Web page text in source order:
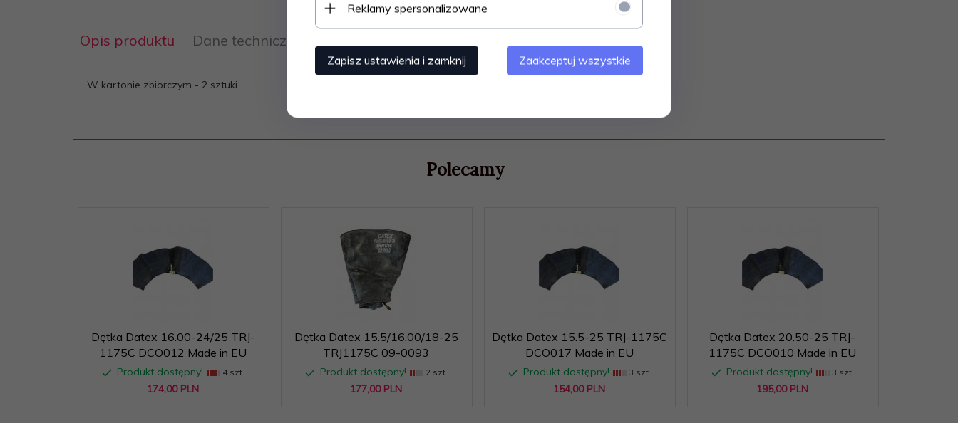
Opis produktu Dane techniczne
W kartonie zbiorczym - 2 sztuki
Dane
Lucky Star Polska Sp. z o.o. Pogonowskiego 56/58 90-619 Łódź
Kod producenta: 09-0172
Magazyn:
Objętość: 0,0228
Osoba
odpowiedzialna
(Rozporządzenie
Lucky Star Polska Sp. z o.o. Pogonowskiego 56/58 90-619 Łódź
Polecamy
Dętka Datex 16.00-24/25 TRJ-
1175C DCO012 Made in EU
Produkt dostępny! 4 szt.
174,00 PLN
Dętka Datex 15.5/16.00/18-25
TRJ1175C 09-0093
Produkt dostępny! 2 szt.
177,00 PLN
Dętka Datex 15.5-25 TRJ-1175C
DCO017 Made in EU
Produkt dostępny! 3 szt.
154,00 PLN
Dętka Datex 20.50-25 TRJ-
1175C DCO010 Made in EU
Produkt dostępny! 3 szt.
195,00 PLN
Reklamy spersonalizowane
Zapisz ustawienia i zamknij Zaakceptuj wszystkie